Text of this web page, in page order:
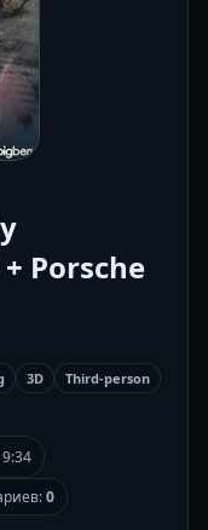
Porsche
3D
Third-person
0